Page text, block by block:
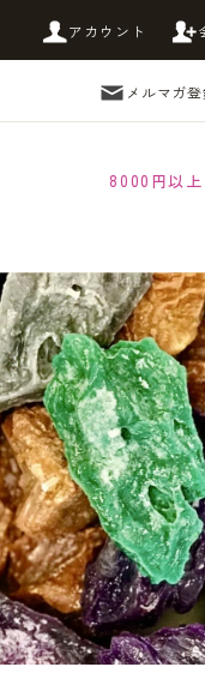
アカウント
メルマガ
8000円以